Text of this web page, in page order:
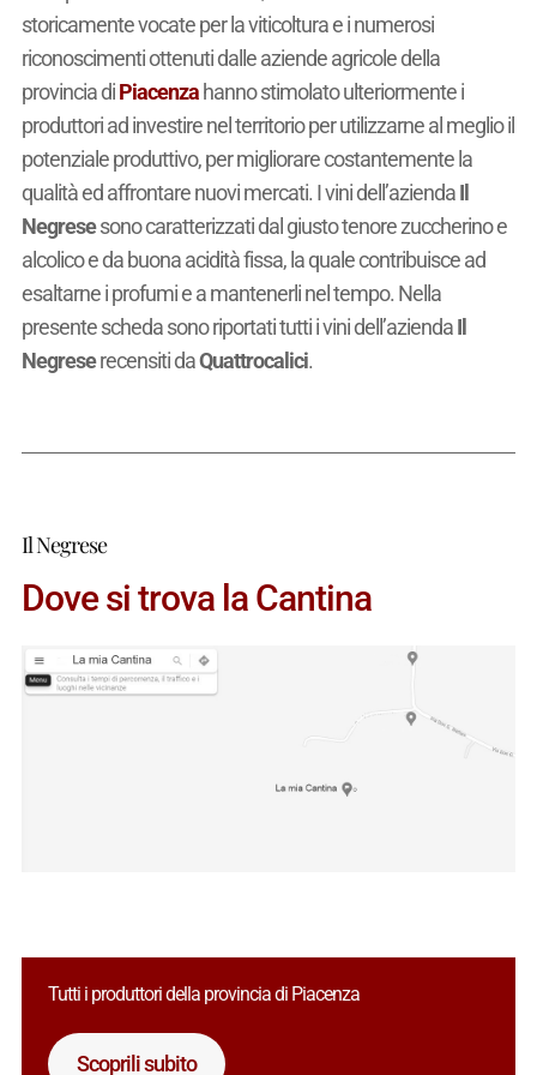
storicamente vocate per la viticoltura e i numerosi
riconoscimenti ottenuti dalle aziende agricole della
provincia diPiacenzahanno stimolato ulteriormente i
produttori ad investire nel territorio per utilizzarne al meglio il
potenziale produttivo, per migliorare costantemente la
qualità ed affrontare nuovi mercati. I vini dell’aziendaIl
Negresesono caratterizzati dal giusto tenore zuccherino e
alcolico e da buona acidità fissa, la quale contribuisce ad
esaltarne i profumi e a mantenerli nel tempo. Nella
presente scheda sono riportati tutti i vini dell’aziendaIl
Negreserecensiti daQuattrocalici.
Il Negrese
Dove si trova la Cantina
Tutti i produttori della provincia di Piacenza
Scoprili subito